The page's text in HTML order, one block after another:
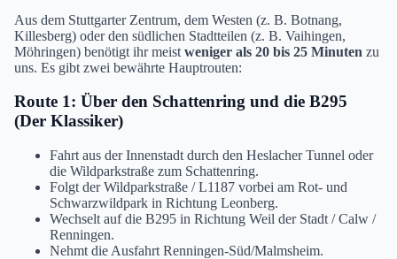
Aus dem Stuttgarter Zentrum, dem Westen (z. B. Botnang,
Killesberg) oder den südlichen Stadtteilen (z. B. Vaihingen,
Möhringen) benötigt ihr meist weniger als 20 bis 25 Minuten zu
uns. Es gibt zwei bewährte Hauptrouten:
Route 1: Über den Schattenring und die B295
(Der Klassiker)
Fahrt aus der Innenstadt durch den Heslacher Tunnel oder
die Wildparkstraße zum Schattenring.
Folgt der Wildparkstraße / L1187 vorbei am Rot- und
Schwarzwildpark in Richtung Leonberg.
Wechselt auf die B295 in Richtung Weil der Stadt / Calw /
Renningen.
Nehmt die Ausfahrt Renningen-Süd/Malmsheim.